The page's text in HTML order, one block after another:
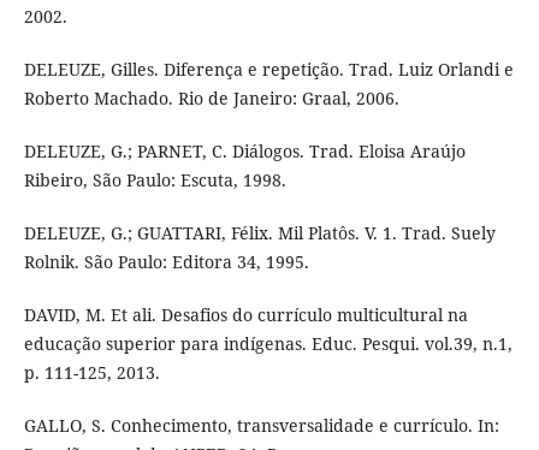
2002.
DELEUZE, Gilles. Diferença e repetição. Trad. Luiz Orlandi e
Roberto Machado. Rio de Janeiro: Graal, 2006.
DELEUZE, G.; PARNET, C. Diálogos. Trad. Eloisa Araújo
Ribeiro, São Paulo: Escuta, 1998.
DELEUZE, G.; GUATTARI, Félix. Mil Platôs. V. 1. Trad. Suely
Rolnik. São Paulo: Editora 34, 1995.
DAVID, M. Et ali. Desafios do currículo multicultural na
educação superior para indígenas. Educ. Pesqui. vol.39, n.1,
p. 111-125, 2013.
GALLO, S. Conhecimento, transversalidade e currículo. In: